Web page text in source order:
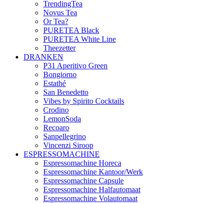
TrendingTea
Novus Tea
Or Tea?
PURETEA Black
PURETEA White Line
Theezetter
DRANKEN
P31 Aperitivo Green
Bongiorno
Estathé
San Benedetto
Vibes by Spirito Cocktails
Crodino
LemonSoda
Recoaro
Sanpellegrino
Vincenzi Siroop
ESPRESSOMACHINE
Espressomachine Horeca
Espressomachine Kantoor/Werk
Espressomachine Capsule
Espressomachine Halfautomaat
Espressomachine Volautomaat